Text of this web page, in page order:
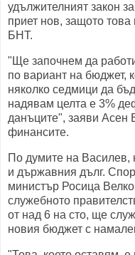
удължителният закон
приет нов, защото
БНТ.
"Ще започнем да
по вариант на бюджет,
няколко седмици да
надявам целта е 3%
данъците", заяви Асен
финансите.
По думите на
и държавния дълг.
министър Росица
служебното
от над 6 на сто, ще
новия бюджет с